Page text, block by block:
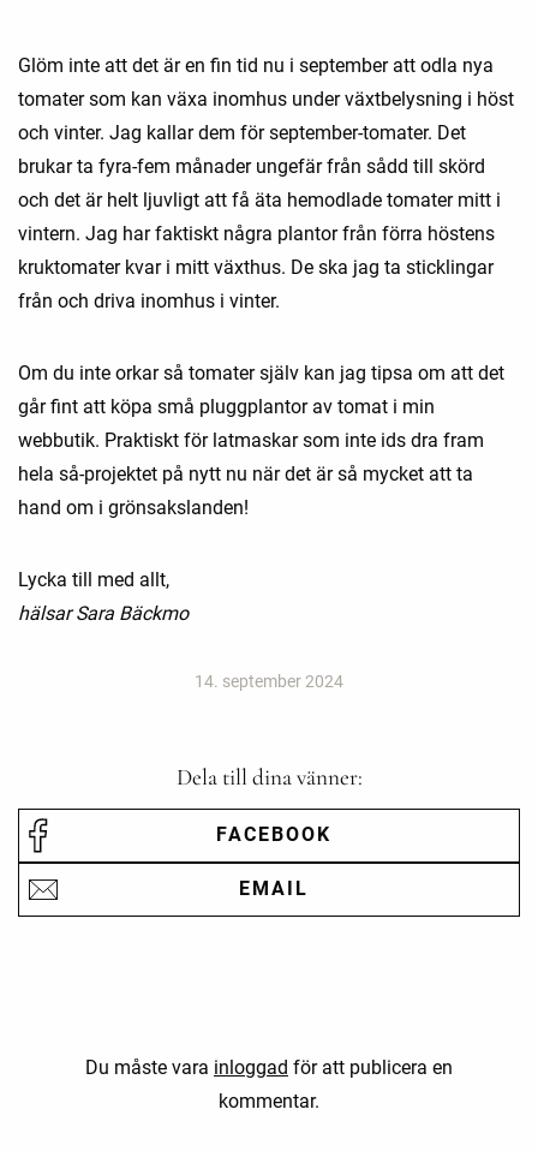
Glöm inte att det är en fin tid nu i september att odla nya
tomater som kan växa inomhus under växtbelysning i höst
och vinter. Jag kallar dem för september-tomater. Det
brukar ta fyra-fem månader ungefär från sådd till skörd
och det är helt ljuvligt att få äta hemodlade tomater mitt i
vintern. Jag har faktiskt några plantor från förra höstens
kruktomater kvar i mitt växthus. De ska jag ta sticklingar
från och driva inomhus i vinter.
Om du inte orkar så tomater själv kan jag tipsa om att det
går fint att köpa små pluggplantor av tomat i min
webbutik. Praktiskt för latmaskar som inte ids dra fram
hela så-projektet på nytt nu när det är så mycket att ta
hand om i grönsakslanden!
Lycka till med allt,
hälsar Sara Bäckmo
14. september 2024
Dela till dina vänner:
FACEBOOK
EMAIL
Du måste vara inloggad för att publicera en
kommentar.